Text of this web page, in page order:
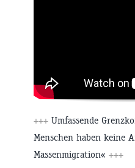
+++ Umfassende
Menschen haben keine
Massenmigration« +++